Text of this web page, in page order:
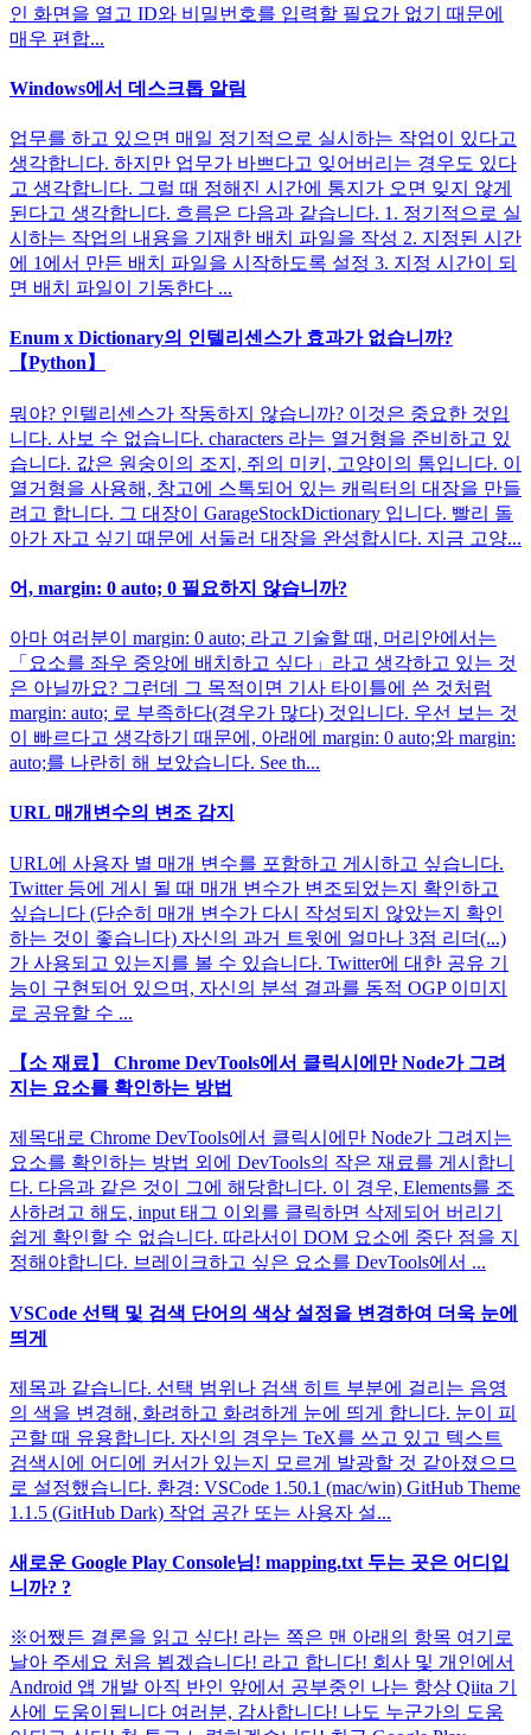
인 화면을 열고 ID와 비밀번호를 입력할 필요가 없기 때문에
매우 편합...
Windows에서 데스크톱 알림
업무를 하고 있으면 매일 정기적으로 실시하는 작업이 있다고
생각합니다. 하지만 업무가 바쁘다고 잊어버리는 경우도 있다
고 생각합니다. 그럴 때 정해진 시간에 통지가 오면 잊지 않게
된다고 생각합니다. 흐름은 다음과 같습니다. 1. 정기적으로 실
시하는 작업의 내용을 기재한 배치 파일을 작성 2. 지정된 시간
에 1에서 만든 배치 파일을 시작하도록 설정 3. 지정 시간이 되
면 배치 파일이 기동한다 ...
Enum x Dictionary의 인텔리센스가 효과가 없습니까?
【Python】
뭐야? 인텔리센스가 작동하지 않습니까? 이것은 중요한 것입
니다. 사보 수 없습니다. characters 라는 열거형을 준비하고 있
습니다. 값은 원숭이의 조지, 쥐의 미키, 고양이의 톰입니다. 이
열거형을 사용해, 창고에 스톡되어 있는 캐릭터의 대장을 만들
려고 합니다. 그 대장이 GarageStockDictionary 입니다. 빨리 돌
아가 자고 싶기 때문에 서둘러 대장을 완성합시다. 지금 고양...
어, margin: 0 auto; 0 필요하지 않습니까?
아마 여러분이 margin: 0 auto; 라고 기술할 때, 머리안에서는
「요소를 좌우 중앙에 배치하고 싶다」라고 생각하고 있는 것
은 아닐까요? 그런데 그 목적이면 기사 타이틀에 쓴 것처럼
margin: auto; 로 부족하다(경우가 많다) 것입니다. 우선 보는 것
이 빠르다고 생각하기 때문에, 아래에 margin: 0 auto;와 margin:
auto;를 나란히 해 보았습니다. See th...
URL 매개변수의 변조 감지
URL에 사용자 별 매개 변수를 포함하고 게시하고 싶습니다.
Twitter 등에 게시 될 때 매개 변수가 변조되었는지 확인하고
싶습니다 (단순히 매개 변수가 다시 작성되지 않았는지 확인
하는 것이 좋습니다) 자신의 과거 트윗에 얼마나 3점 리더(...)
가 사용되고 있는지를 볼 수 있습니다. Twitter에 대한 공유 기
능이 구현되어 있으며, 자신의 분석 결과를 동적 OGP 이미지
로 공유할 수 ...
【소 재료】 ​​Chrome DevTools에서 클릭시에만 Node가 그려
지는 요소를 확인하는 방법
제목대로 Chrome DevTools에서 클릭시에만 Node가 그려지는
요소를 확인하는 방법 외에 DevTools의 작은 재료를 게시합니
다. 다음과 같은 것이 그에 해당합니다. 이 경우, Elements를 조
사하려고 해도, input 태그 이외를 클릭하면 삭제되어 버리기
쉽게 확인할 수 없습니다. 따라서이 DOM 요소에 중단 점을 지
정해야합니다. 브레이크하고 싶은 요소를 DevTools에서 ...
VSCode 선택 및 검색 단어의 색상 설정을 변경하여 더욱 눈에
띄게
제목과 같습니다. 선택 범위나 검색 히트 부분에 걸리는 음영
의 색을 변경해, 화려하고 화려하게 눈에 띄게 합니다. 눈이 피
곤할 때 유용합니다. 자신의 경우는 TeX를 쓰고 있고 텍스트
검색시에 어디에 커서가 있는지 모르게 발광할 것 같아졌으므
로 설정했습니다. 환경: VSCode 1.50.1 (mac/win) GitHub Theme
1.1.5 (GitHub Dark) 작업 공간 또는 사용자 설...
새로운 Google Play Console님! mapping.txt 두는 곳은 어디입
니까? ?
※어쨌든 결론을 읽고 싶다! 라는 쪽은 맨 아래의 항목 여기로
날아 주세요 처음 뵙겠습니다! 라고 합니다! 회사 및 개인에서
Android 앱 개발 아직 반인 앞에서 공부중인 나는 항상 Qiita 기
사에 도움이됩니다 여러분, 감사합니다! 나도 누군가의 도움